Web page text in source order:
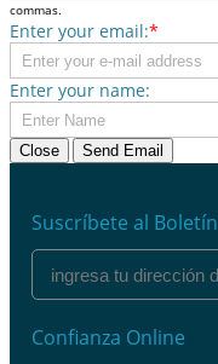
commas.
Enter your email:*
Enter your name:
Close Send Email
Suscríbete al Boletín
Confianza Online